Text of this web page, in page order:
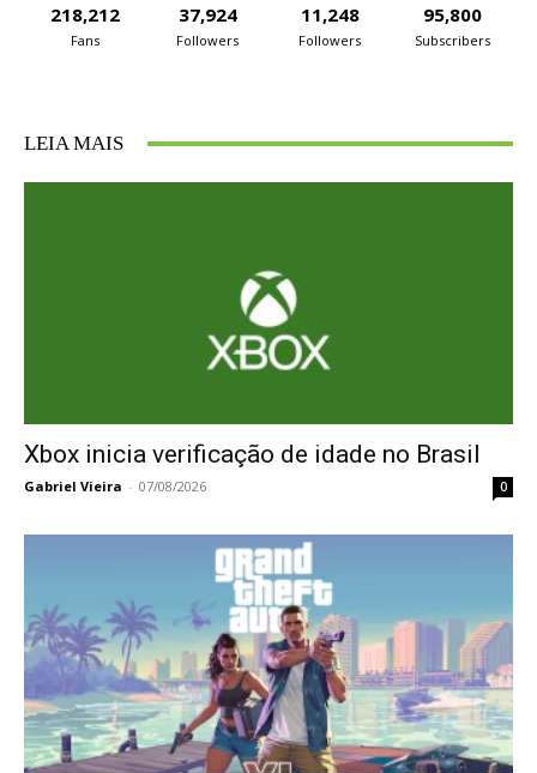
218,212
Fans
37,924
Followers
11,248
Followers
95,800
Subscribers
LEIA MAIS
Xbox inicia verificação de idade no Brasil
Gabriel Vieira - 07/08/2026 0